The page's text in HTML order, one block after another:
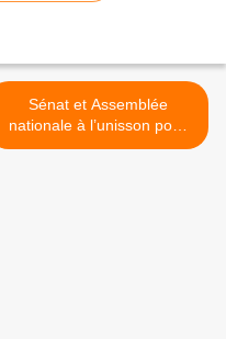
Sénat et Assemblée
nationale à l’unisson pour
accorder des étrennes >